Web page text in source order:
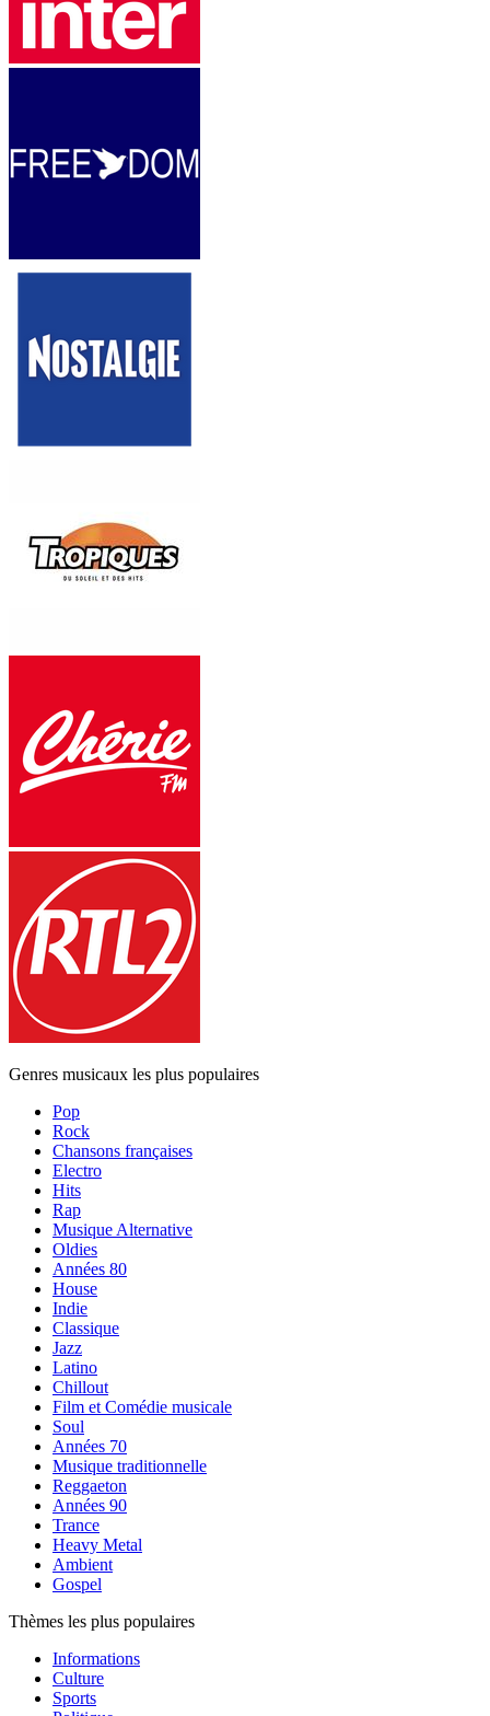
Genres musicaux les plus populaires
Pop
Rock
Chansons françaises
Electro
Hits
Rap
Musique Alternative
Oldies
Années 80
House
Indie
Classique
Jazz
Latino
Chillout
Film et Comédie musicale
Soul
Années 70
Musique traditionnelle
Reggaeton
Années 90
Trance
Heavy Metal
Ambient
Gospel
Thèmes les plus populaires
Informations
Culture
Sports